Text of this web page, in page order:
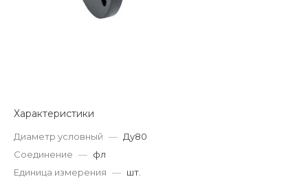
Характеристики
Диаметр условный — Ду80
Соединение — фл
Единица измерения — шт.